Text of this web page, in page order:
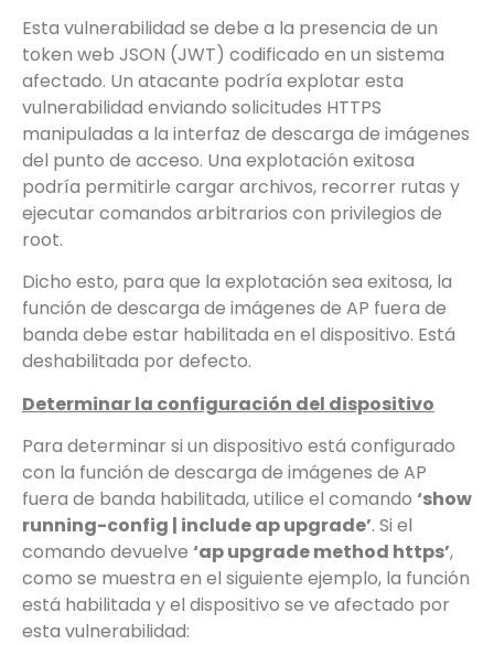
Esta vulnerabilidad se debe a la presencia de un
token web JSON (JWT) codificado en un sistema
afectado. Un atacante podría explotar esta
vulnerabilidad enviando solicitudes HTTPS
manipuladas a la interfaz de descarga de imágenes
del punto de acceso. Una explotación exitosa
podría permitirle cargar archivos, recorrer rutas y
ejecutar comandos arbitrarios con privilegios de
root.
Dicho esto, para que la explotación sea exitosa, la
función de descarga de imágenes de AP fuera de
banda debe estar habilitada en el dispositivo. Está
deshabilitada por defecto.
Determinar la configuración del dispositivo
Para determinar si un dispositivo está configurado
con la función de descarga de imágenes de AP
fuera de banda habilitada, utilice el comando ‘show
running-config | include ap upgrade’. Si el
comando devuelve ‘ap upgrade method https’,
como se muestra en el siguiente ejemplo, la función
está habilitada y el dispositivo se ve afectado por
esta vulnerabilidad: